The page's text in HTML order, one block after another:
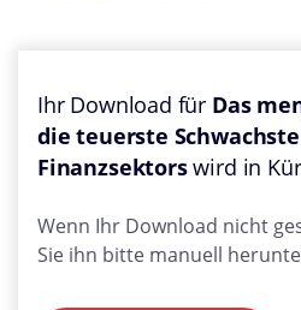
Ihr Download für Das
die teuerste
Finanzsektorswird in
Wenn Ihr Download nicht
Sie ihn bitte manuell